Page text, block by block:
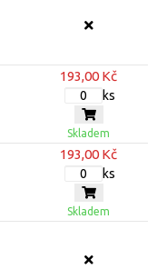
193,00 Kč
ks
Skladem
193,00 Kč
ks
Skladem